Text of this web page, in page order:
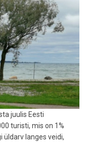
juulis Eesti
turisti, mis on 1%
üldarv langes veidi,